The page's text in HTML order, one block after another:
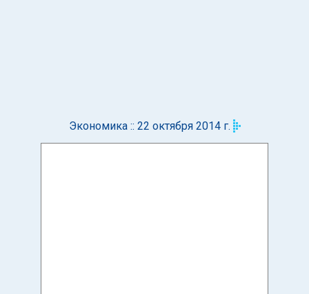
Экономика :: 22 октября 2014 г.